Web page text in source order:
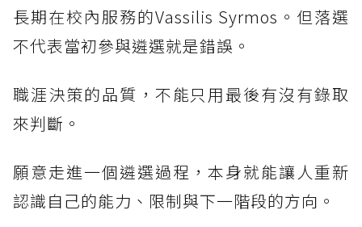
長期在校內服務的Vassilis Syrmos。但落選
不代表當初參與遴選就是錯誤。
職涯決策的品質，不能只用最後有沒有錄取
來判斷。
願意走進一個遴選過程，本身就能讓人重新
認識自己的能力、限制與下一階段的方向。